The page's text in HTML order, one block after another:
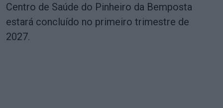
Centro de Saúde do Pinheiro da Bemposta
estará concluído no primeiro trimestre de
2027.